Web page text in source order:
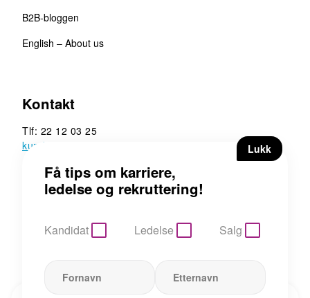
B2B-bloggen
English – About us
Kontakt
Tlf: 22 12 03 25
kunde@b2b.no
B2B Executive Search &
Rekruttering AS
Kandidat Ledelse Salg